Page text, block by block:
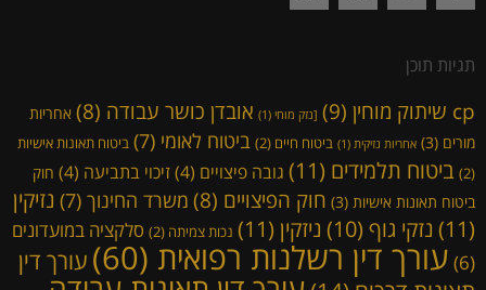
תגיות תוכן
cp שיתוק מוחין (9) [נזק מוחי (1) אובדן כושר עבודה (8)
אחריות
מורים (3) אחריות נזיקית (1) ביטוח חיים (2) ביטוח לאומי (7)
ביטוח תאונות אישיות
(2)
ביטוח תלמידים (11) גובה פיצויים (4) זיכוי בתביעה (4)
חוק
ביטוח תאונות אישיות (3) חוק הפיצויים (8) משרד החינוך (7)
נזיקין
(11)
נזקי גוף (10) ניזקין (11) נכות צמיתה (2)
סלקציה במועדונים
(6)
עורך דין רשלנות רפואית (60)
עורך דין